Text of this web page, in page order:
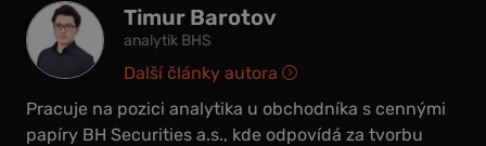
Timur Barotov
analytik BHS
Pracuje na pozici analytika u obchodníka s cennými
papíry BH Securities a.s., kde odpovídá za tvorbu
Další články autora